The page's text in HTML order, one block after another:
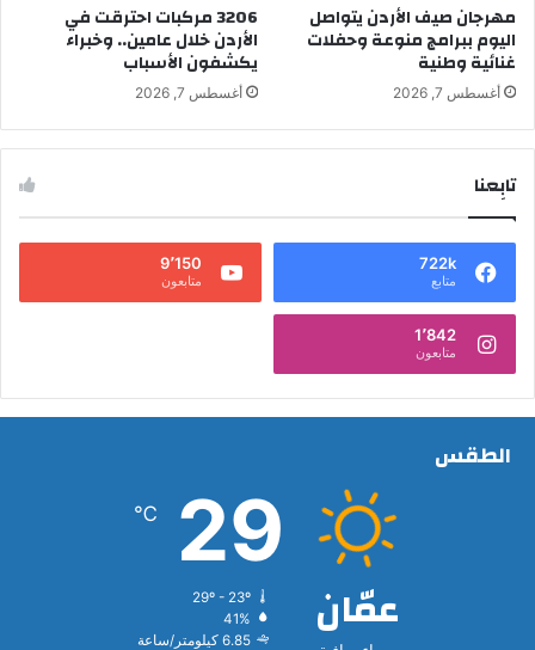
مهرجان صيف الأردن يتواصل
اليوم ببرامج منوعة وحفلات
غنائية وطنية
أغسطس 7, 2026
3206 مركبات احترقت في
الأردن خلال عامين.. وخبراء
يكشفون الأسباب
أغسطس 7, 2026
تابِعنا
722k
متابع
9٬150
متابعون
1٬842
متابعون
الطقس
عمّان
29
℃
29º - 23º
41%
6.85 كيلومتر/ساعة